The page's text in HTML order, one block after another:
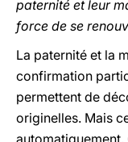
paternité et leur
force de se
La paternité et la
confirmation
permettent de
originelles. Mais